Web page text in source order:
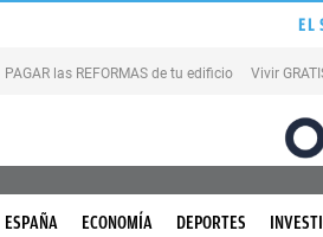
EL
PAGAR las REFORMAS de tu edificio Vivir
ESPAÑA ECONOMÍA DEPORTES